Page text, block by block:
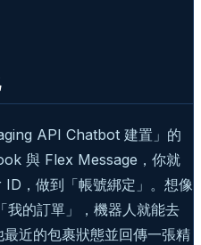
API Chatbot 建置」的
與 Flex Message，你就
，做到「帳號綁定」。想像
的訂單」，機器人就能去
近的包裹狀態並回傳一張精